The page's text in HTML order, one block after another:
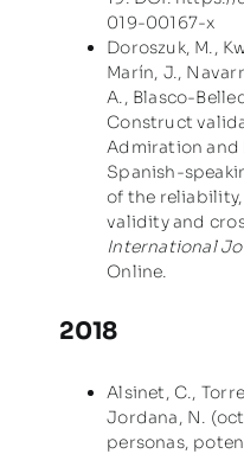
019-00167-x
Doroszuk, M.,
Marín, J.,
A., Blasco-
Construct
Admiration and
Spanish-
of the
validity and
International
Online.
2018
Alsinet, C.,
Jordana, N.
personas,